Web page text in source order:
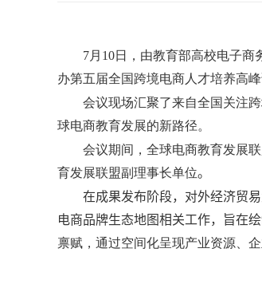
7月 10日，由教育部高校电子商
办第五届全国跨境电商人才培养高
会议现场汇聚了来自全国关注
球电商教育发展的新路径。
会议期间，全球电商教育发展
育发展联盟副理事长单位。
在成果发布阶段，对外经济贸
电商品牌生态地图相关工作，旨在
禀赋，通过空间化呈现产业资源、